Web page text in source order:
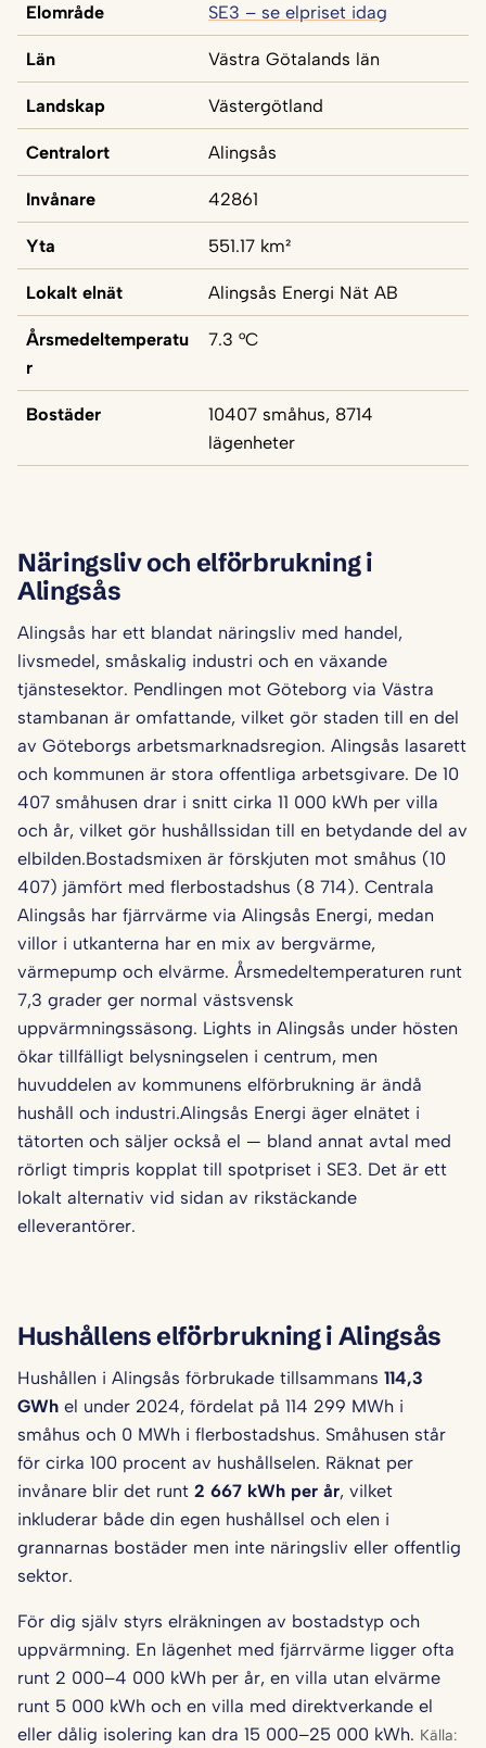
Elområde SE3 – se elpriset idag
Län Västra Götalands län
Landskap Västergötland
Centralort Alingsås
Invånare 42861
Yta 551.17 km²
Lokalt elnät Alingsås Energi Nät AB
Årsmedeltemperatu
r
7.3 °C
Bostäder
10407 småhus, 8714
lägenheter
Näringsliv och elförbrukning i
Alingsås
Alingsås har ett blandat näringsliv med handel,
livsmedel, småskalig industri och en växande
tjänstesektor. Pendlingen mot Göteborg via Västra
stambanan är omfattande, vilket gör staden till en del
av Göteborgs arbetsmarknadsregion. Alingsås lasarett
och kommunen är stora offentliga arbetsgivare. De 10
407 småhusen drar i snitt cirka 11 000 kWh per villa
och år, vilket gör hushållssidan till en betydande del av
elbilden.Bostadsmixen är förskjuten mot småhus (10
407) jämfört med flerbostadshus (8 714). Centrala
Alingsås har fjärrvärme via Alingsås Energi, medan
villor i utkanterna har en mix av bergvärme,
värmepump och elvärme. Årsmedel­temperaturen runt
7,3 grader ger normal västsvensk
uppvärmningssäsong. Lights in Alingsås under hösten
ökar tillfälligt belysnings­elen i centrum, men
huvuddelen av kommunens elförbrukning är ändå
hushåll och industri.Alingsås Energi äger elnätet i
tätorten och säljer också el — bland annat avtal med
rörligt timpris kopplat till spotpriset i SE3. Det är ett
lokalt alternativ vid sidan av rikstäckande
elleverantörer.
Hushållens elförbrukning i Alingsås
Hushållen i Alingsås förbrukade tillsammans 114,3
GWh el under 2024, fördelat på 114 299 MWh i
småhus och 0 MWh i flerbostadshus. Småhusen står
för cirka 100 procent av hushållselen. Räknat per
invånare blir det runt 2 667 kWh per år, vilket
inkluderar både din egen hushållsel och elen i
grannarnas bostäder men inte näringsliv eller offentlig
sektor.
För dig själv styrs elräkningen av bostadstyp och
uppvärmning. En lägenhet med fjärrvärme ligger ofta
runt 2 000–4 000 kWh per år, en villa utan elvärme
runt 5 000 kWh och en villa med direktverkande el
eller dålig isolering kan dra 15 000–25 000 kWh. Källa: